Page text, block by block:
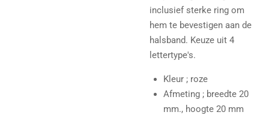
inclusief sterke ring om
hem te bevestigen aan de
halsband. Keuze uit 4
lettertype's.
Kleur ; roze
Afmeting ; breedte 20
mm., hoogte 20 mm